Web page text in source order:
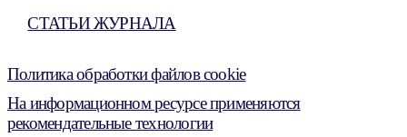
СТАТЬИ ЖУРНАЛА
Политика обработки файлов cookie
На информационном ресурсе применяются
рекомендательные технологии